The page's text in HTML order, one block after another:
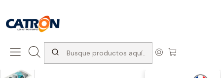
Inicio Productos